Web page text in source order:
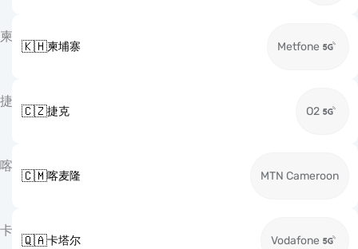
柬
🇰🇭柬埔寨 Metfone
捷
🇨🇿捷克 O2
喀
🇨🇲喀麦隆 MTN Cameroon
卡
🇶🇦卡塔尔 Vodafone